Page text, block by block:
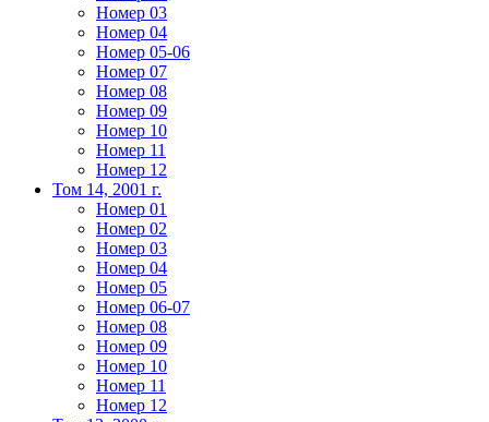
Номер 03
Номер 04
Номер 05-06
Номер 07
Номер 08
Номер 09
Номер 10
Номер 11
Номер 12
Том 14, 2001 г.
Номер 01
Номер 02
Номер 03
Номер 04
Номер 05
Номер 06-07
Номер 08
Номер 09
Номер 10
Номер 11
Номер 12